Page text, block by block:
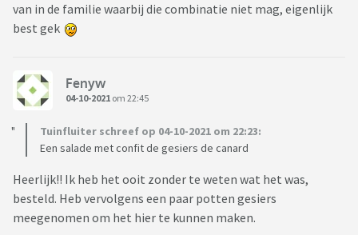
van in de familie waarbij die combinatie niet mag, eigenlijk
best gek
Fenyw
04-10-2021 om 22:45
Tuinfluiter schreef op 04-10-2021 om 22:23:
Een salade met confit de gesiers de canard
Heerlijk!! Ik heb het ooit zonder te weten wat het was,
besteld. Heb vervolgens een paar potten gesiers
meegenomen om het hier te kunnen maken.